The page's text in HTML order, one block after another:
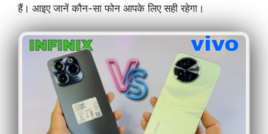
हैं। आइए जानें कौन-सा फोन आपके लिए सही रहेगा।